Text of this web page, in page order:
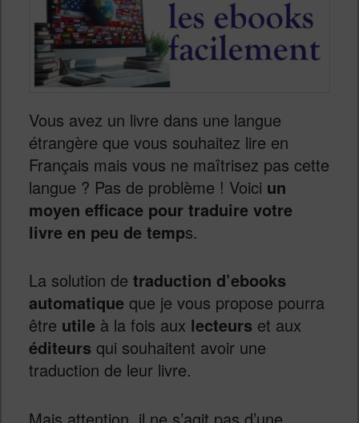
Vous avez un livre dans une langue
étrangère que vous souhaitez lire en
Français mais vous ne maîtrisez pas cette
langue ? Pas de problème ! Voici un
moyen efficace pour traduire votre
livre en peu de temps.
La solution de traduction d’ebooks
automatique que je vous propose pourra
être utile à la fois aux lecteurs et aux
éditeurs qui souhaitent avoir une
traduction de leur livre.